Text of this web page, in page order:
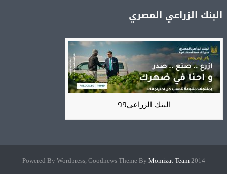
البنك الزراعي المصري
البنك-الزراعي99
2014 Powered By Wordpress, Goodnews Theme By
Momizat Team